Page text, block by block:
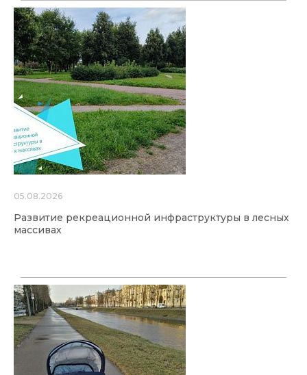
05.08.2026
Развитие рекреационной инфраструктуры в лесных
массивах